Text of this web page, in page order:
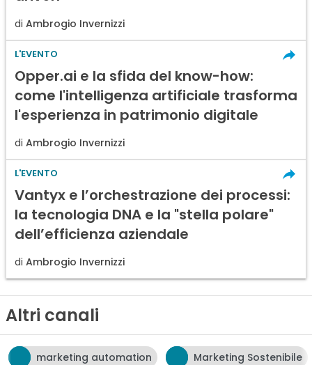
di Ambrogio Invernizzi
L'EVENTO
Opper.ai e la sfida del know-how:
come l'intelligenza artificiale trasforma
l'esperienza in patrimonio digitale
di Ambrogio Invernizzi
L'EVENTO
Vantyx e l’orchestrazione dei processi:
la tecnologia DNA e la "stella polare"
dell’efficienza aziendale
di Ambrogio Invernizzi
Altri canali
Marketing Sostenibile